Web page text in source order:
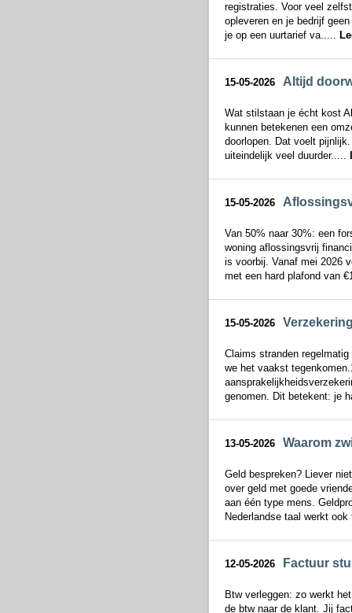
registraties. Voor veel
opleveren en je bedrijf
je op een uurtarief va.....
15-05-2026 Altijd
Wat stilstaan je écht kost
kunnen betekenen een
doorlopen. Dat voelt
uiteindelijk veel duurder.....
15-05-2026
Van 50% naar 30%: een
woning aflossingsvrij
is voorbij. Vanaf mei 2026
met een hard plafond van
15-05-2026
Claims stranden
we het vaakst
genomen. Dit betekent: je
13-05-2026 Waarom
Geld bespreken? Liever
over geld met goede
aan één type mens.
Nederlandse taal werkt
12-05-2026 Factuur
Btw verleggen: zo werkt
de btw naar de klant. Jij